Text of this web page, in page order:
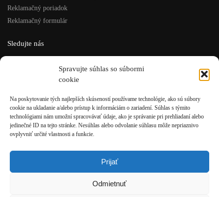
Spravujte súhlas so súbormi
cookie
Na poskytovanie tých najlepších skúseností používame technológie, ako sú súbory
cookie na ukladanie a/alebo prístup k informáciám o zariadení. Súhlas s týmito
technológiami nám umožní spracovávať údaje, ako je správanie pri prehliadaní alebo
jedinečné ID na tejto stránke. Nesúhlas alebo odvolanie súhlasu môže nepriaznivo
ovplyvniť určité vlastnosti a funkcie.
Prijať
Odmietnuť
Reklamačný poriadok
Reklamačný formulár
Sledujte nás
ISU šport, s.r.o.
Rázusova 4, Brezno
t: +421 48/611 10 12
e: eshop@isusport.sk
IČO: 36049921